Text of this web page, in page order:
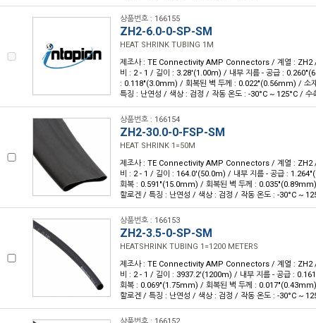
상품번호 : 166155
ZH2-6.0-0-SP-SM
HEAT SHRINK TUBING 1M
제조사 : TE Connectivity AMP Connectors / 계열 : ZH2
비 : 2 - 1 / 길이 : 3.28'(1.00m) / 내부 지름 - 공급 :
: 0.118"(3.0mm) / 회복된 벽 두께 : 0.022"(0.56mm) / 소
특징 : 난연성 / 색상 : 검정 / 작동 온도 : -30°C ~ 125°C / 수
상품번호 : 166154
ZH2-30.0-0-FSP-SM
HEAT SHRINK 1=50M
제조사 : TE Connectivity AMP Connectors / 계열 : ZH2
비 : 2 - 1 / 길이 : 164.0'(50.0m) / 내부 지름 - 공급 :
회복 : 0.591"(15.0mm) / 회복된 벽 두께 :
할로겐 / 특징 : 난연성 / 색상 : 검정 / 작동 온도 : -30°C ~
상품번호 : 166153
ZH2-3.5-0-SP-SM
HEATSHRINK TUBING 1=1200 METERS
제조사 : TE Connectivity AMP Connectors / 계열 : ZH2
비 : 2 - 1 / 길이 : 3937.2'(1200m) / 내부 지름 - 공급 :
회복 : 0.069"(1.75mm) / 회복된 벽 두께 :
할로겐 / 특징 : 난연성 / 색상 : 검정 / 작동 온도 : -30°C ~